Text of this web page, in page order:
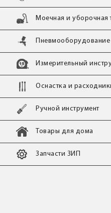
Моечная и уборочная
Пневмооборудование
Измерительный
Оснастка и
Ручной инструмент
Товары для дома
Запчасти ЗИП